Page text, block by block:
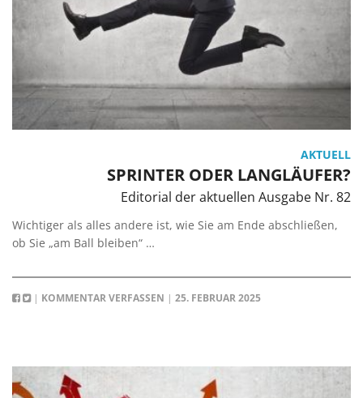
AKTUELL
SPRINTER ODER LANGLÄUFER?
Editorial der aktuellen Ausgabe Nr. 82
Wichtiger als alles andere ist, wie Sie am Ende abschließen,
ob Sie „am Ball bleiben“ …
| KOMMENTAR VERFASSEN | 25. FEBRUAR 2025